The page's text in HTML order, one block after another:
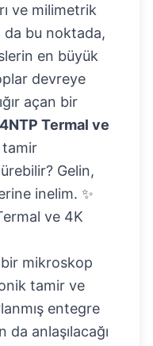
ve milimetrik
bu noktada,
en büyük
devreye
açan bir
Termal ve
tamir
Gelin,
inelim. ✨
ve 4K
mikroskop
tamir ve
entegre
da anlaşılacağı